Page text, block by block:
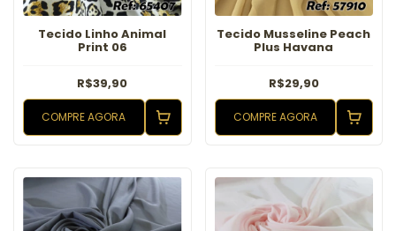
Tecido Linho Animal
Print 06
R$39,90
COMPRE AGORA
Tecido Musseline Peach
Plus Havana
R$29,90
COMPRE AGORA